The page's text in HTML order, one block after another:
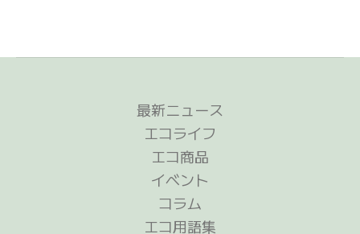
ル
最新ニュース
エコライフ
エコ商品
イベント
コラム
エコ用語集